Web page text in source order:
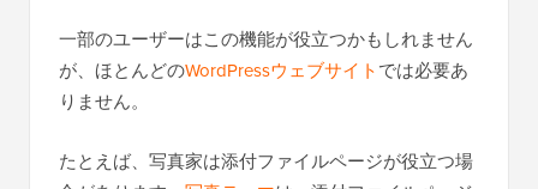
一部のユーザーはこの機能が役立つかもしれません
が、ほとんどのWordPressウェブサイトでは必要あ
りません。
たとえば、写真家は添付ファイルページが役立つ場